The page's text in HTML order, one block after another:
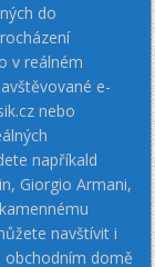
do
v reálném
e-
nebo
napříkald
Giorgio Armani,
navštívit i
domě